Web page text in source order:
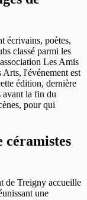
écrivains, poètes,
classé parmi les
Les Amis
Arts, l'événement est
édition, dernière
avant la fin du
pour qui
céramistes
de Treigny accueille
une